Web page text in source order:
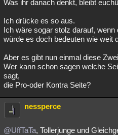
Was ihr danach denkt, bleibt
Ich drücke es so aus.
Ich wäre sogar stolz darauf,
würde es doch bedeuten wie weit
Aber es gibt nun einmal diese
Wer kann schon sagen welche
sagt,
die Pro-oder Kontra Seite?
nessperce
@UffTaTa, Tollerjunge und